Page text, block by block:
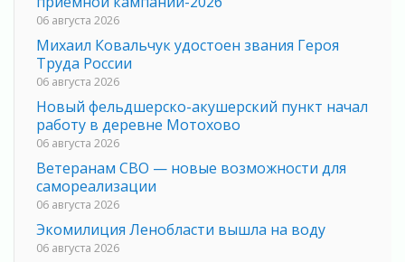
06 августа 2026
Михаил Ковальчук удостоен звания Героя
Труда России
06 августа 2026
Новый фельдшерско-акушерский пункт начал
работу в деревне Мотохово
06 августа 2026
Ветеранам СВО — новые возможности для
самореализации
06 августа 2026
Экомилиция Ленобласти вышла на воду
06 августа 2026